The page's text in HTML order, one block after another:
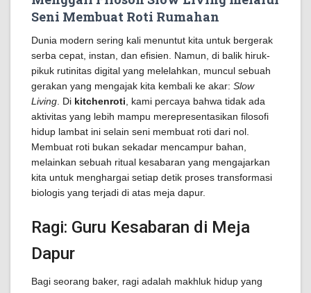
Seni Membuat Roti Rumahan
Dunia modern sering kali menuntut kita untuk bergerak
serba cepat, instan, dan efisien. Namun, di balik hiruk-
pikuk rutinitas digital yang melelahkan, muncul sebuah
gerakan yang mengajak kita kembali ke akar: Slow
Living . Di kitchenroti , kami percaya bahwa tidak ada
aktivitas yang lebih mampu merepresentasikan filosofi
hidup lambat ini selain seni membuat roti dari nol.
Membuat roti bukan sekadar mencampur bahan,
melainkan sebuah ritual kesabaran yang mengajarkan
kita untuk menghargai setiap detik proses transformasi
biologis yang terjadi di atas meja dapur.
Ragi: Guru Kesabaran di Meja
Dapur
Bagi seorang baker, ragi adalah makhluk hidup yang